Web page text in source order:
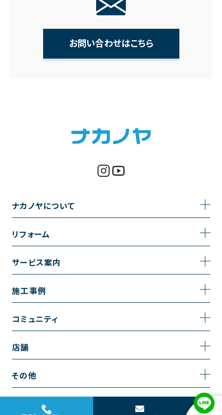
お問い合わせはこちら
ナカノヤについて
事業内容
採用情報
リフォーム
トイレのリフォーム
キッチンのリフォーム
リノベーション
内装のリフォーム
水回りのリフォーム
サービス案内
サービスの流れ
施工事例
施工事例一覧
お風呂の施工事例
洗面の施工事例
コミュニティ
コミュニティ
お知らせ
ブログ
店舗
越谷店
その他
お問い合わせ